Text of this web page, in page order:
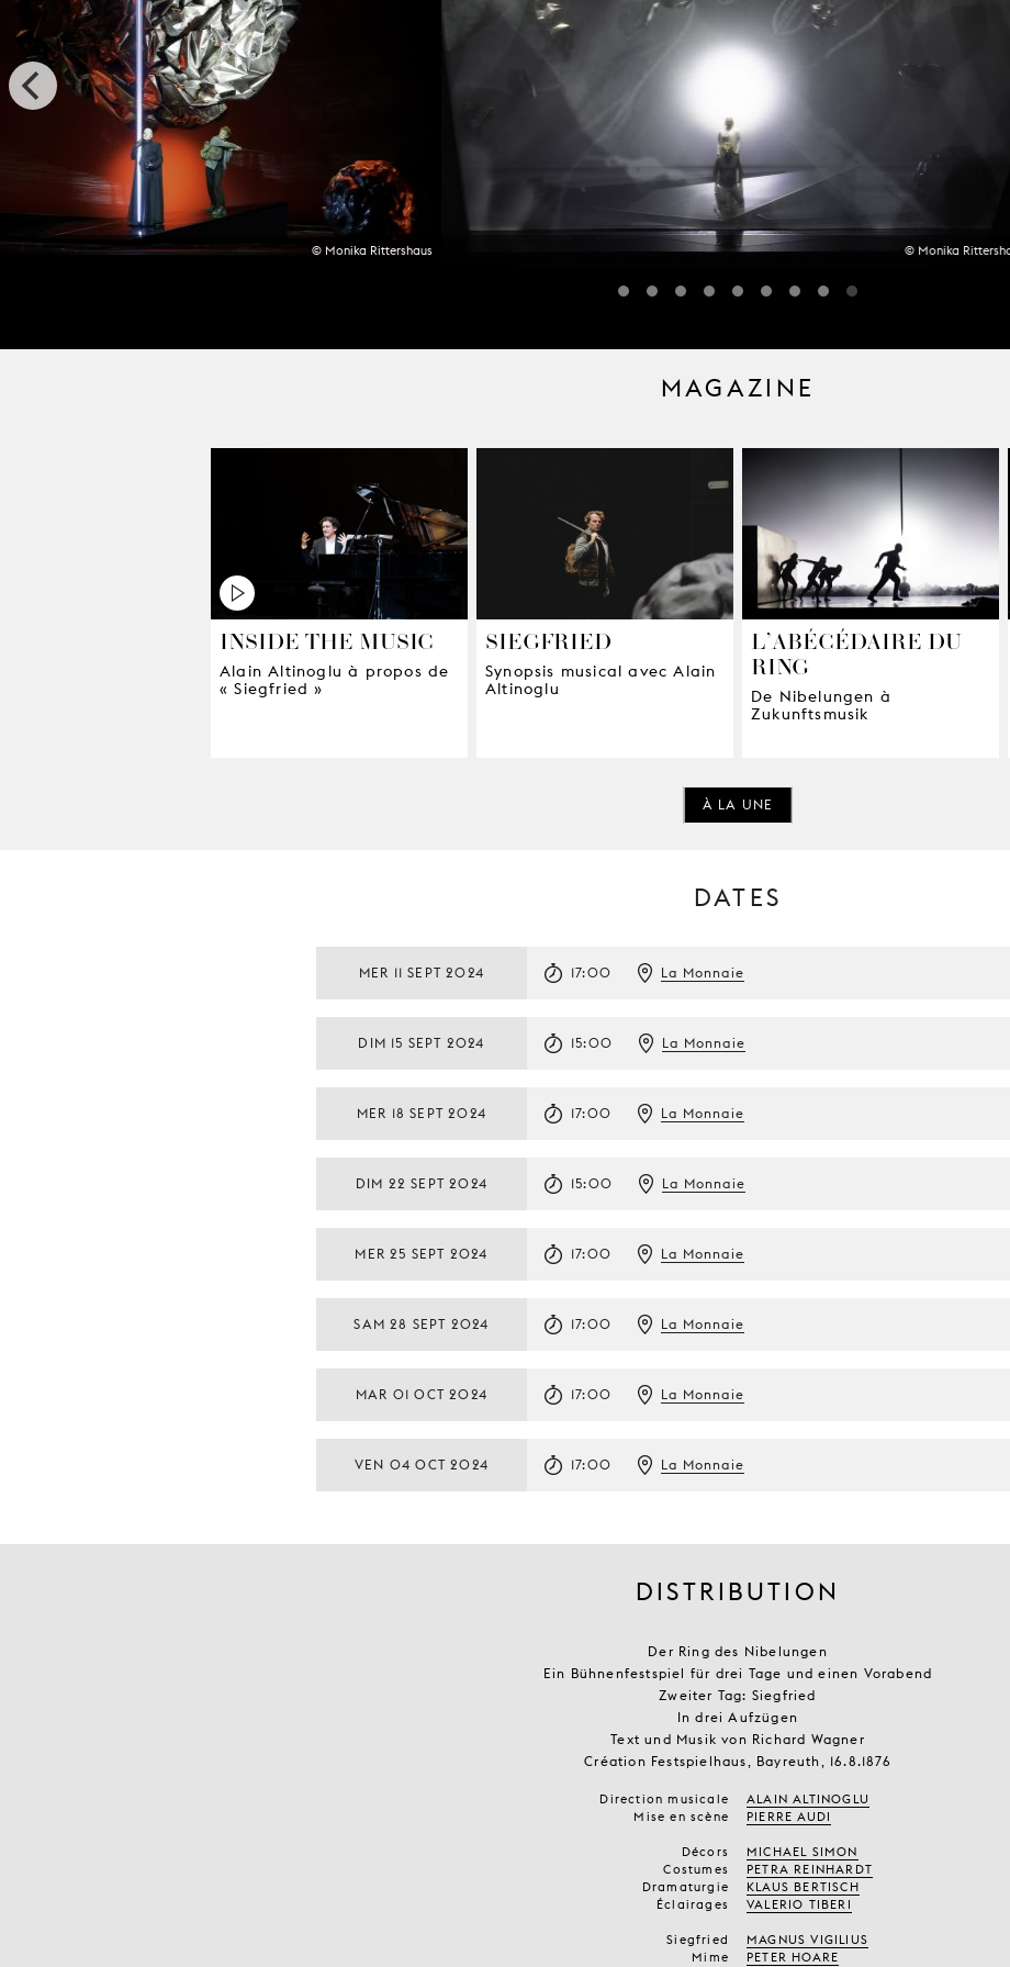
© Monika Rittershaus © Monika
MAGAZINE
INSIDE THE MUSIC
Alain Altinoglu à propos de
« Siegfried »
SIEGFRIED
Synopsis musical avec Alain
Altinoglu
L’ABÉCÉDAIRE DU
RING
De Nibelungen à
Zukunftsmusik
À LA UNE
DATES
MER 11 SEPT 2024 17:00 La Monnaie
DIM 15 SEPT 2024 15:00 La Monnaie
MER 18 SEPT 2024 17:00 La Monnaie
DIM 22 SEPT 2024 15:00 La Monnaie
MER 25 SEPT 2024 17:00 La Monnaie
SAM 28 SEPT 2024 17:00 La Monnaie
MAR 01 OCT 2024 17:00 La Monnaie
VEN 04 OCT 2024 17:00 La Monnaie
DISTRIBUTION
Der Ring des Nibelungen
Ein Bühnenfestspiel für drei Tage und einen Vorabend
Zweiter Tag: Siegfried
In drei Aufzügen
Text und Musik von Richard Wagner
Création Festspielhaus, Bayreuth, 16.8.1876
Direction musicale
ALAIN ALTINOGLU
Mise en scène
PIERRE AUDI
Décors
MICHAEL SIMON
Costumes
PETRA REINHARDT
Dramaturgie
KLAUS BERTISCH
Éclairages
VALERIO TIBERI
Siegfried
MAGNUS VIGILIUS
Mime
PETER HOARE